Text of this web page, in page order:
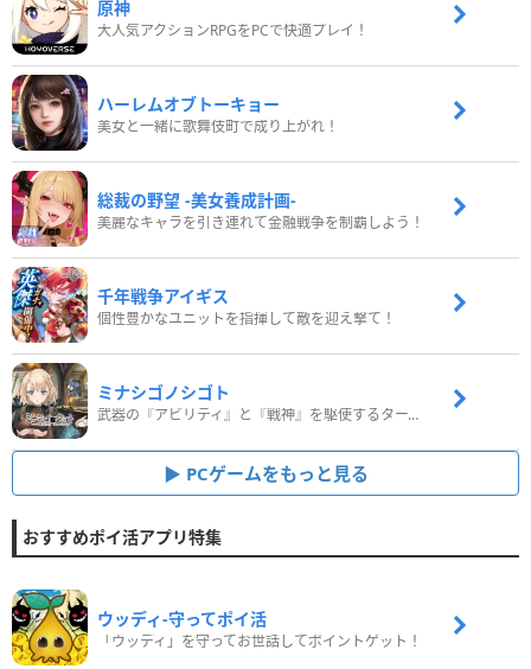
原神
大人気アクションRPGをPCで快適プレイ！
ハーレムオブトーキョー
美女と一緒に歌舞伎町で成り上がれ！
総裁の野望 -美女養成計画-
美麗なキャラを引き連れて金融戦争を制覇しよう！
千年戦争アイギス
個性豊かなユニットを指揮して敵を迎え撃て！
ミナシゴノシゴト
武器の『アビリティ』と『戦神』を駆使するターン制コマンドバトルRPG！
PCゲームをもっと見る
おすすめポイ活アプリ特集
ウッディ‐守ってポイ活
「ウッディ」を守ってお世話してポイントゲット！